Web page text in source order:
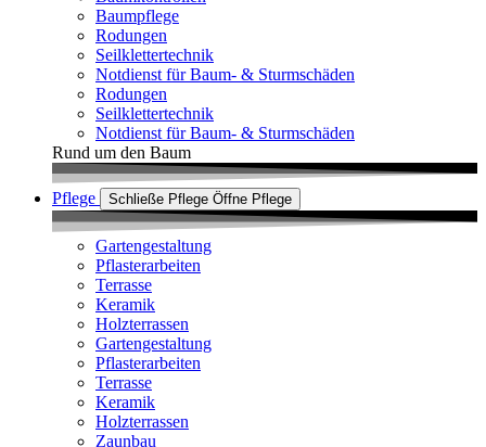
Baumpflege
Rodungen
Seilklettertechnik
Notdienst für Baum- & Sturmschäden
Rodungen
Seilklettertechnik
Notdienst für Baum- & Sturmschäden
Rund um den Baum
Pflege Schließe Pflege Öffne Pflege
Gartengestaltung
Pflasterarbeiten
Terrasse
Keramik
Holzterrassen
Gartengestaltung
Pflasterarbeiten
Terrasse
Keramik
Holzterrassen
Zaunbau